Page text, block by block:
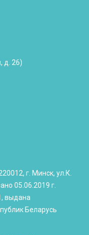
д. 26)
г. Минск, ул.К.
05.06.2019 г.
выдана
Беларусь